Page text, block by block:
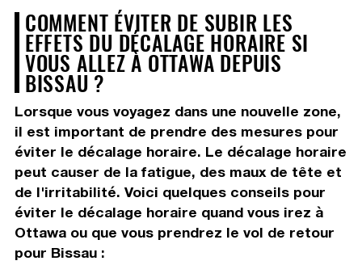
COMMENT ÉVITER DE SUBIR LES
EFFETS DU DÉCALAGE HORAIRE SI
VOUS ALLEZ À OTTAWA DEPUIS
BISSAU ?
Lorsque vous voyagez dans une nouvelle zone,
il est important de prendre des mesures pour
éviter le décalage horaire. Le décalage horaire
peut causer de la fatigue, des maux de tête et
de l'irritabilité. Voici quelques conseils pour
éviter le décalage horaire quand vous irez à
Ottawa ou que vous prendrez le vol de retour
pour Bissau :